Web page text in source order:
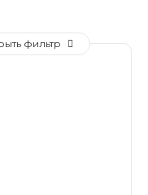
фильтр